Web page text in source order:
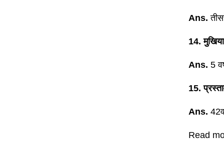
Ans.
14.
Ans. 5
15.
Ans.
Read